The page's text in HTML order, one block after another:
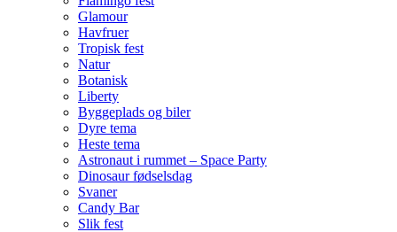
Glamour
Havfruer
Tropisk fest
Natur
Botanisk
Liberty
Byggeplads og biler
Dyre tema
Heste tema
Astronaut i rummet – Space Party
Dinosaur fødselsdag
Svaner
Candy Bar
Slik fest